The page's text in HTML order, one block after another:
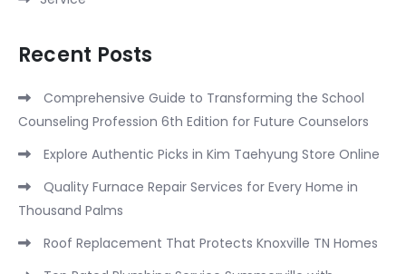
Recent Posts
Comprehensive Guide to Transforming the School
Counseling Profession 6th Edition for Future Counselors
Explore Authentic Picks in Kim Taehyung Store Online
Quality Furnace Repair Services for Every Home in
Thousand Palms
Roof Replacement That Protects Knoxville TN Homes